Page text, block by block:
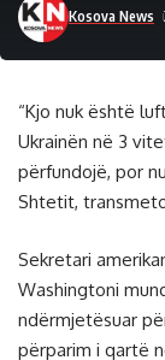
Kosova News
“Kjo nuk është
Ukrainën në 3
përfundojë, por
Shtetit,
Sekretari
Washingtoni
ndërmjetësuar
përparim i qartë